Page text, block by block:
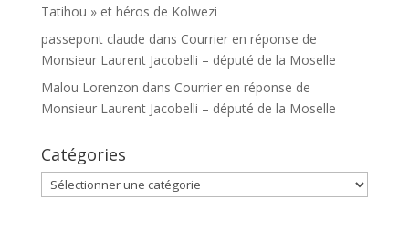
Tatihou » et héros de Kolwezi
passepont claude dans Courrier en réponse de
Monsieur Laurent Jacobelli – député de la Moselle
Malou Lorenzon dans Courrier en réponse de
Monsieur Laurent Jacobelli – député de la Moselle
Catégories
Catégories